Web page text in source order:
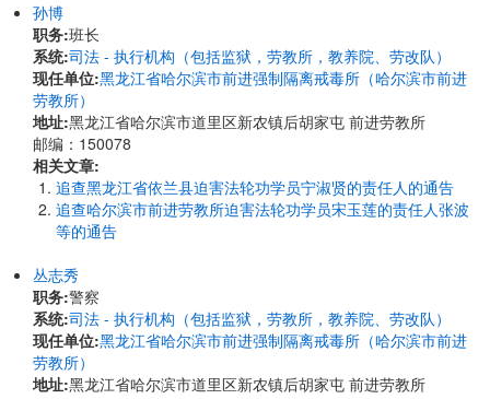
孙博
职务:班长
系统:司法 - 执行机构（包括监狱，劳教所，教养院、劳改队）
现任单位:黑龙江省哈尔滨市前进强制隔离戒毒所（哈尔滨市前进
劳教所）
地址:黑龙江省哈尔滨市道里区新农镇后胡家屯 前进劳教所
邮编：150078
相关文章:
追查黑龙江省依兰县迫害法轮功学员宁淑贤的责任人的通告
追查哈尔滨市前进劳教所迫害法轮功学员宋玉莲的责任人张波
等的通告
丛志秀
职务:警察
系统:司法 - 执行机构（包括监狱，劳教所，教养院、劳改队）
现任单位:黑龙江省哈尔滨市前进强制隔离戒毒所（哈尔滨市前进
劳教所）
地址:黑龙江省哈尔滨市道里区新农镇后胡家屯 前进劳教所